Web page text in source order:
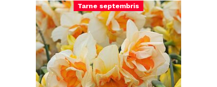
Tarne septembris